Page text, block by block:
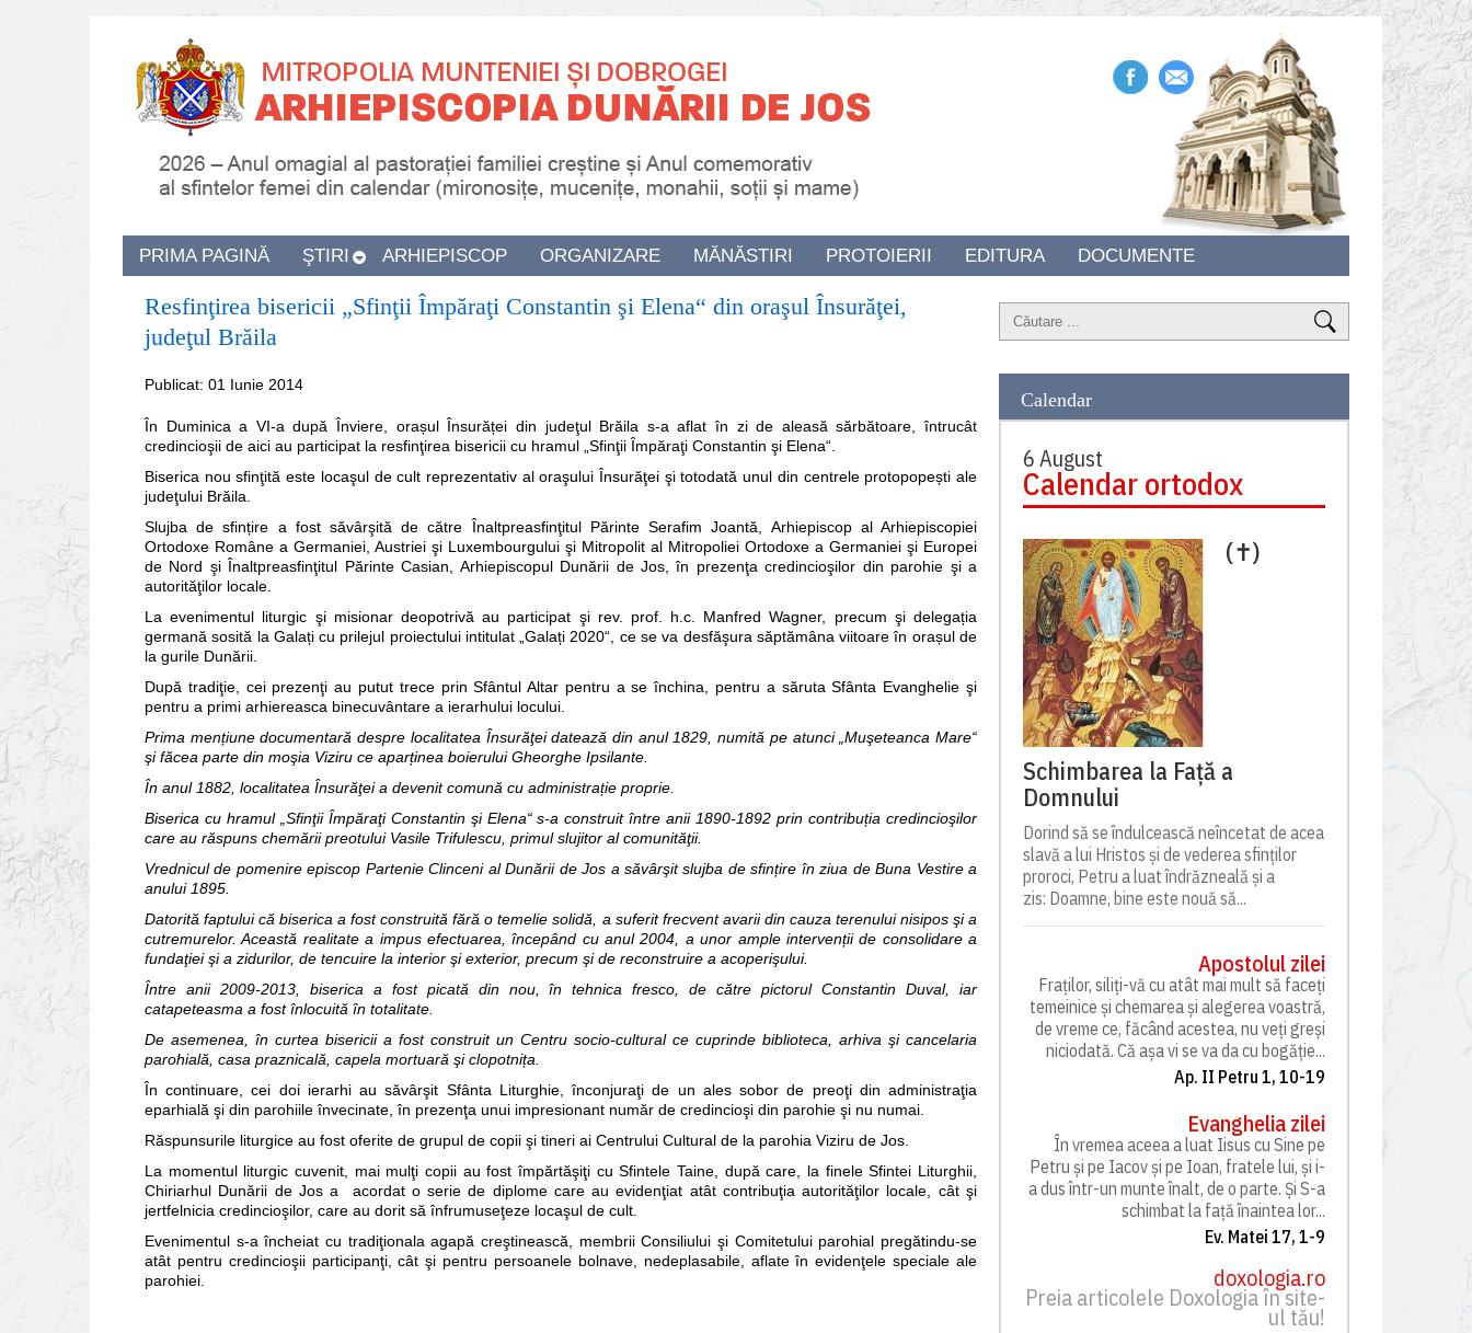
PRIMA PAGINĂ ŞTIRI ARHIEPISCOP ORGANIZARE MĂNĂSTIRI PROTOIERII EDITURA DOCUMENTE
Resfinţirea bisericii „Sfinţii Împăraţi Constantin şi Elena“ din oraşul Însurăţei,
judeţul Brăila
Publicat: 01 Iunie 2014
În Duminica a VI-a după Înviere, orașul Însurăței din judeţul Brăila s-a aflat în zi de aleasă sărbătoare, întrucât
credincioşii de aici au participat la resfinţirea bisericii cu hramul „Sfinţii Împăraţi Constantin şi Elena“.
Biserica nou sfinţită este locaşul de cult reprezentativ al oraşului Însurăţei şi totodată unul din centrele protopopești ale
judeţului Brăila.
Slujba de sfințire a fost săvârşită de către Înaltpreasfinţitul Părinte Serafim Joantă, Arhiepiscop al Arhiepiscopiei
Ortodoxe Române a Germaniei, Austriei şi Luxembourgului şi Mitropolit al Mitropoliei Ortodoxe a Germaniei şi Europei
de Nord şi Înaltpreasfinţitul Părinte Casian, Arhiepiscopul Dunării de Jos, în prezenţa credincioşilor din parohie şi a
autorităţilor locale.
La evenimentul liturgic şi misionar deopotrivă au participat şi rev. prof. h.c. Manfred Wagner, precum şi delegația
germană sosită la Galați cu prilejul proiectului intitulat „Galați 2020“, ce se va desfăşura săptămâna viitoare în orașul de
la gurile Dunării.
După tradiţie, cei prezenţi au putut trece prin Sfântul Altar pentru a se închina, pentru a săruta Sfânta Evanghelie şi
pentru a primi arhiereasca binecuvântare a ierarhului locului.
Prima mențiune documentară despre localitatea Însurăţei datează din anul 1829, numită pe atunci „Muşeteanca Mare“
şi făcea parte din moşia Viziru ce aparținea boierului Gheorghe Ipsilante.
În anul 1882, localitatea Însurăţei a devenit comună cu administrație proprie.
Biserica cu hramul „Sfinţii Împăraţi Constantin şi Elena“ s-a construit între anii 1890-1892 prin contribuția credincioşilor
care au răspuns chemării preotului Vasile Trifulescu, primul slujitor al comunităţii.
Vrednicul de pomenire episcop Partenie Clinceni al Dunării de Jos a săvârşit slujba de sfințire în ziua de Buna Vestire a
anului 1895.
Datorită faptului că biserica a fost construită fără o temelie solidă, a suferit frecvent avarii din cauza terenului nisipos şi a
cutremurelor. Această realitate a impus efectuarea, începând cu anul 2004, a unor ample intervenții de consolidare a
fundaţiei şi a zidurilor, de tencuire la interior şi exterior, precum şi de reconstruire a acoperişului.
Între anii 2009-2013, biserica a fost picată din nou, în tehnica fresco, de către pictorul Constantin Duval, iar
catapeteasma a fost înlocuită în totalitate.
De asemenea, în curtea bisericii a fost construit un Centru socio-cultural ce cuprinde biblioteca, arhiva şi cancelaria
parohială, casa praznicală, capela mortuară şi clopotnița.
În continuare, cei doi ierarhi au săvârşit Sfânta Liturghie, înconjuraţi de un ales sobor de preoţi din administraţia
eparhială şi din parohiile învecinate, în prezenţa unui impresionant număr de credincioşi din parohie şi nu numai.
Răspunsurile liturgice au fost oferite de grupul de copii şi tineri ai Centrului Cultural de la parohia Viziru de Jos.
La momentul liturgic cuvenit, mai mulţi copii au fost împărtăşiţi cu Sfintele Taine, după care, la finele Sfintei Liturghii,
Chiriarhul Dunării de Jos a acordat o serie de diplome care au evidenţiat atât contribuţia autorităţilor locale, cât şi
jertfelnicia credincioşilor, care au dorit să înfrumuseţeze locaşul de cult.
Evenimentul s-a încheiat cu tradiţionala agapă creştinească, membrii Consiliului şi Comitetului parohial pregătindu-se
atât pentru credincioşii participanţi, cât şi pentru persoanele bolnave, nedeplasabile, aflate în evidenţele speciale ale
parohiei.
Calendar
6 August
Calendar ortodox
(✝)
Schimbarea la Față a
Domnului
Dorind să se îndulcească neîncetat de acea
slavă a lui Hristos și de vederea sfinților
proroci, Petru a luat îndrăzneală și a
zis: Doamne, bine este nouă să...
Apostolul zilei
Fraților, siliți-vă cu atât mai mult să faceți
temeinice și chemarea și alegerea voastră,
de vreme ce, făcând acestea, nu veți greși
niciodată. Că așa vi se va da cu bogăție...
Ap. II Petru 1, 10-19
Evanghelia zilei
În vremea aceea a luat Iisus cu Sine pe
Petru și pe Iacov și pe Ioan, fratele lui, și i-
a dus într-un munte înalt, de o parte. Și S-a
schimbat la față înaintea lor...
Ev. Matei 17, 1-9
doxologia.ro
Preia articolele Doxologia în site-
ul tău!